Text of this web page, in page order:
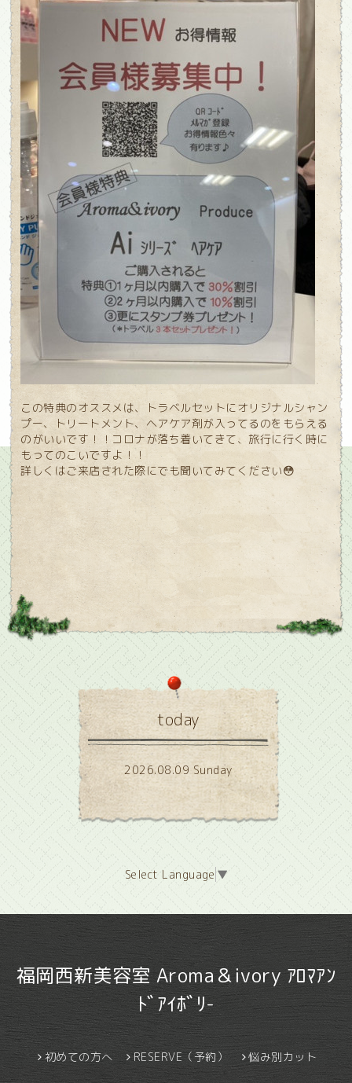
この特典のオススメは、トラベルセットにオリジナルシャン
プー、トリートメント、ヘアケア剤が入ってるのをもらえる
のがいいです！！コロナが落ち着いてきて、旅行に行く時に
もってのこいですよ！！
詳しくはご来店された際にでも聞いてみてください😳
today
2026.08.09 Sunday
Select Language ▼
福岡西新美容室 Aroma＆ivory ｱﾛﾏｱﾝ
ﾄﾞｱｲﾎﾞﾘ-
初めての方へ RESERVE（予約） 悩み別カット